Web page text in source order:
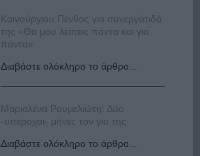
Καινούργιου:Πένθος για συνεργάτιδά
της «Θα μου λείπεις πάντα και για
πάντα»
Διαβάστε ολόκληρο το άρθρο...
Μαριαλένα Ρουμελιώτη: Δύο
-υπέροχοι- μήνες τον γιο της
Διαβάστε ολόκληρο το άρθρο...